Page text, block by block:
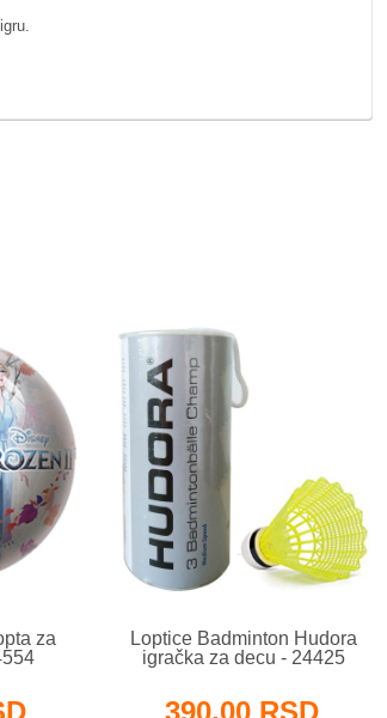
za
Loptice Badminton Hudora
igračka za decu - 24425
390,00 RSD